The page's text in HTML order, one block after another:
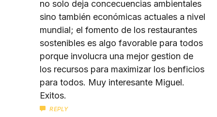
no solo deja concecuencias ambientales
sino también económicas actuales a nivel
mundial; el fomento de los restaurantes
sostenibles es algo favorable para todos
porque involucra una mejor gestion de
los recursos para maximizar los benficios
para todos. Muy interesante Miguel.
Exitos.
REPLY